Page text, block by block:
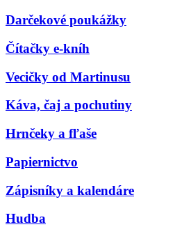
Darčekové poukážky
Čítačky e-kníh
Vecičky od Martinusu
Káva, čaj a pochutiny
Hrnčeky a fľaše
Papiernictvo
Zápisníky a kalendáre
Hudba